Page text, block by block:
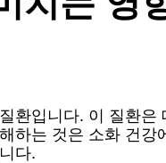
환입니다. 이 질환
하는 것은 소화 건
다.